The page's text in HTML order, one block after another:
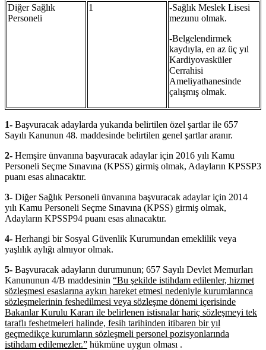
Diğer Sağlık
Personeli
1
-Sağlık Meslek Lisesi
mezunu olmak.
-Belgelendirmek
kaydıyla, en az üç yıl
Kardiyovasküler
Cerrahisi
Ameliyathanesinde
çalışmış olmak.
1- Başvuracak adaylarda yukarıda belirtilen özel şartlar ile 657
Sayılı Kanunun 48. maddesinde belirtilen genel şartlar aranır.
2- Hemşire ünvanına başvuracak adaylar için 2016 yılı Kamu
Personeli Seçme Sınavına (KPSS) girmiş olmak, Adayların KPSSP3
puanı esas alınacaktır.
3- Diğer Sağlık Personeli ünvanına başvuracak adaylar için 2014
yılı Kamu Personeli Seçme Sınavına (KPSS) girmiş olmak,
Adayların KPSSP94 puanı esas alınacaktır.
4- Herhangi bir Sosyal Güvenlik Kurumundan emeklilik veya
yaşlılık aylığı almıyor olmak.
5- Başvuracak adayların durumunun; 657 Sayılı Devlet Memurları
Kanununun 4/B maddesinin “Bu şekilde istihdam edilenler, hizmet
sözleşmesi esaslarına aykırı hareket etmesi nedeniyle kurumlarınca
sözleşmelerinin feshedilmesi veya sözleşme dönemi içerisinde
Bakanlar Kurulu Kararı ile belirlenen istisnalar hariç sözleşmeyi tek
taraflı feshetmeleri halinde, fesih tarihinden itibaren bir yıl
geçmedikçe kurumların sözleşmeli personel pozisyonlarında
istihdam edilemezler.” hükmüne uygun olması .